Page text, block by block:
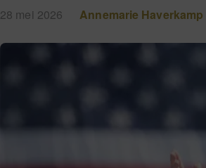
28 mei 2026 Annemarie Haverkamp